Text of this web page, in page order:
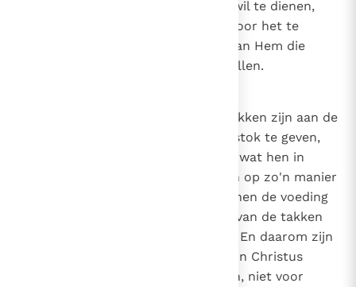
wat ze willen, om de goddelijke wil te dienen,
zelfs als ze doen wat ze willen door het te
wensen, is het niettemin de wil van Hem die
voorbereidt en beveelt wat ze willen.
De takken van de wijnstok. De takken zijn aan de
wijnstok zonder iets aan de wijnstok te geven,
maar ontvangen van de wijnstok wat hen in
stand houdt: want de takken zijn op zo'n manier
aan de wijnstok dat de wijnstok hen de voeding
geeft die nodig is voor het leven van de takken
en ontvangt niets van hen terug. En daarom zijn
beide - Christus in je hebben en in Christus
blijven - nuttig voor de leerlingen, niet voor